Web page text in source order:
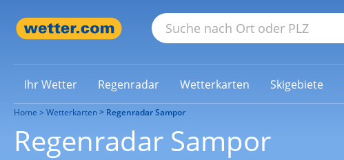
Ihr Wetter Regenradar Wetterkarten Skigebiete
Home Wetterkarten Regenradar Sampor
Regenradar Sampor